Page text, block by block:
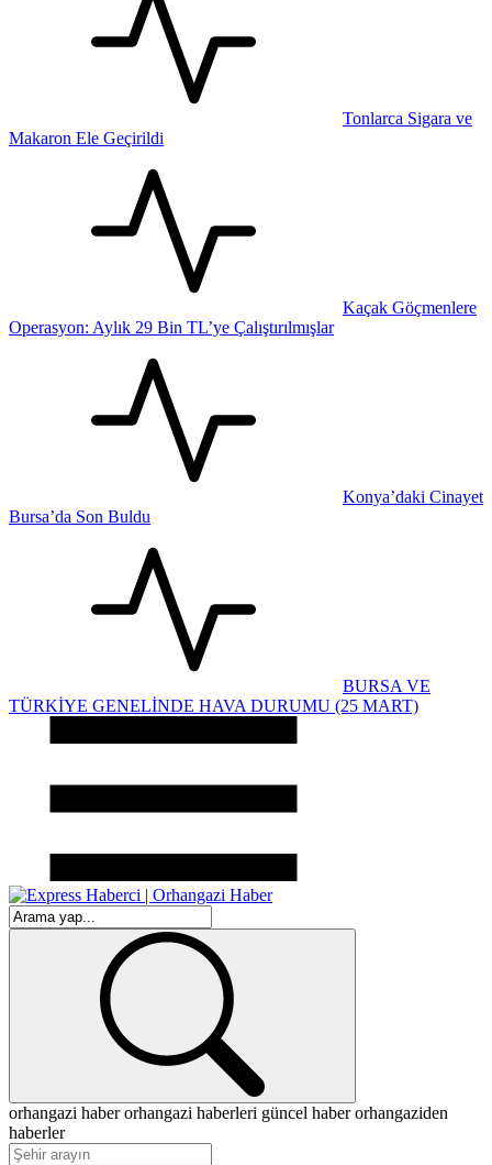
Tonlarca Sigara ve
Makaron Ele Geçirildi
Kaçak Göçmenlere
Operasyon: Aylık 29 Bin TL’ye Çalıştırılmışlar
Konya’daki Cinayet
Bursa’da Son Buldu
BURSA VE
TÜRKİYE GENELİNDE HAVA DURUMU (25 MART)
orhangazi haberorhangazi haberleri güncel haberorhangaziden
haberler